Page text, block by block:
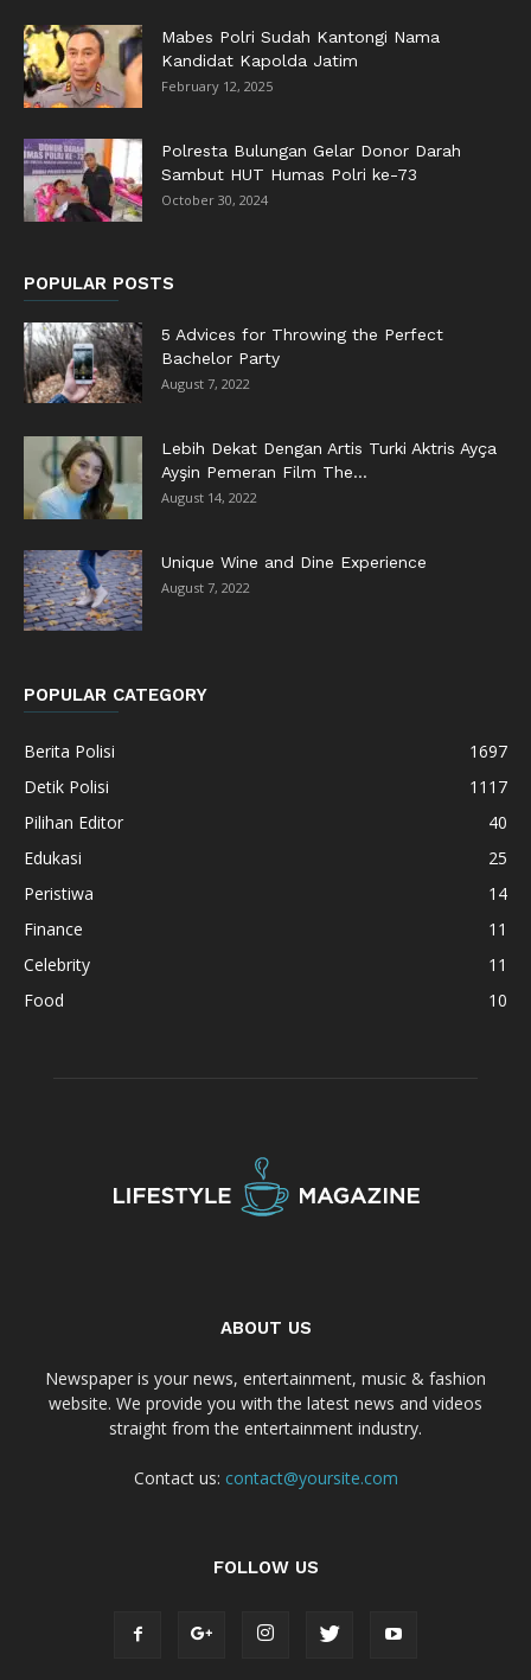
Mabes Polri Sudah Kantongi Nama
Kandidat Kapolda Jatim
February 12, 2025
Polresta Bulungan Gelar Donor Darah
Sambut HUT Humas Polri ke-73
October 30, 2024
POPULAR POSTS
5 Advices for Throwing the Perfect
Bachelor Party
August 7, 2022
Lebih Dekat Dengan Artis Turki Aktris Ayça
Ayşin Pemeran Film The...
August 14, 2022
Unique Wine and Dine Experience
August 7, 2022
POPULAR CATEGORY
Berita Polisi
1697
Detik Polisi
1117
Pilihan Editor
40
Edukasi
25
Peristiwa
14
Finance
11
Celebrity
11
Food
10
ABOUT US
Newspaper is your news, entertainment, music & fashion
website. We provide you with the latest news and videos
straight from the entertainment industry.
Contact us: contact@yoursite.com
FOLLOW US